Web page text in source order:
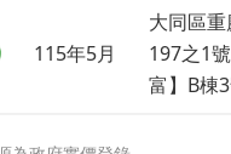
115年5月
大同區
197之1
富】B棟